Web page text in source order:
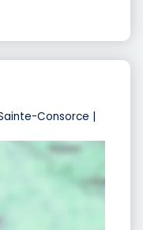
Consorce |